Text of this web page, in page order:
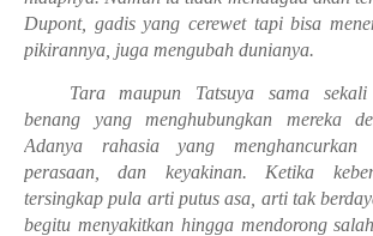
Dupont, gadis yang cerewet tapi bisa
pikirannya, juga mengubah dunianya.
Tara maupun Tatsuya sama
benang yang menghubungkan mereka
Adanya rahasia yang menghancurkan
perasaan, dan keyakinan. Ketika
tersingkap pula arti putus asa, arti tak
begitu menyakitkan hingga mendorong